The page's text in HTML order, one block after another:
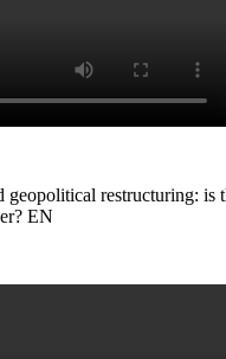
geopolitical restructuring: is
EN